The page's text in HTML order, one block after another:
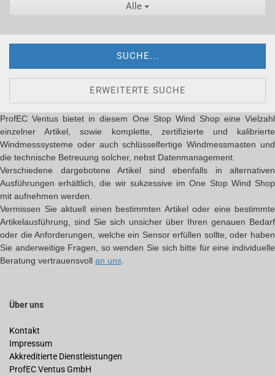
Alle
SUCHE...
ERWEITERTE SUCHE
ProfEC Ventus bietet in diesem One Stop Wind Shop eine Vielzahl
einzelner Artikel, sowie komplette, zertifizierte und kalibrierte
Windmesssysteme oder auch schlüsselfertige Windmessmasten und
die technische Betreuung solcher, nebst Datenmanagement.
Verschiedene dargebotene Artikel sind ebenfalls in alternativen
Ausführungen erhältlich, die wir sukzessive im One Stop Wind Shop
mit aufnehmen werden.
Vermissen Sie aktuell einen bestimmten Artikel oder eine bestimmte
Artikelausführung, sind Sie sich unsicher über Ihren genauen Bedarf
oder die Anforderungen, welche ein Sensor erfüllen sollte, oder haben
Sie anderweitige Fragen, so wenden Sie sich bitte für eine individuelle
Beratung vertrauensvoll an uns
Über uns
Kontakt
Impressum
Akkreditierte Dienstleistungen
ProfEC Ventus GmbH